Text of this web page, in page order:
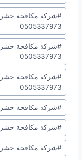
#شركة مكافحة
0505337973
#شركة مكافحة
0505337973
#شركة مكافحة
0505337973
#شركة مكافحة حشرات في
#شركة مكافحة حشرات في
#شركة مكافحة حشرات في